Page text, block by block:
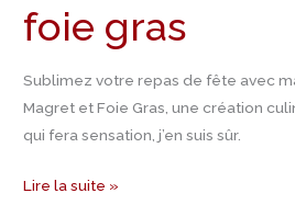
foie gras
Sublimez votre repas de fête avec
Magret et Foie Gras, une création
qui fera sensation, j’en suis sûr.
Marbré
magret
et
de
gras
Lire la suite »